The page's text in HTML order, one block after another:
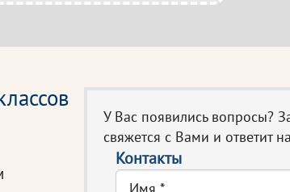
У Вас появились вопросы?
свяжется с Вами и ответит
Контакты